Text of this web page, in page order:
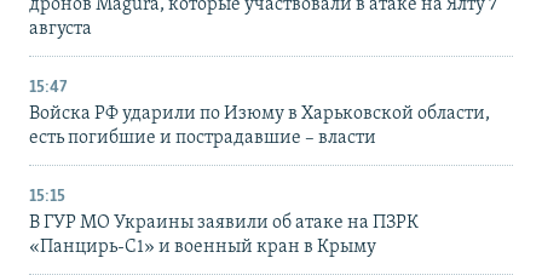
дронов Magura, которые участвовали в атаке на Ялту 7
августа
15:47
Войска РФ ударили по Изюму в Харьковской области,
есть погибшие и пострадавшие – власти
15:15
В ГУР МО Украины заявили об атаке на ПЗРК
«Панцирь-С1» и военный кран в Крыму